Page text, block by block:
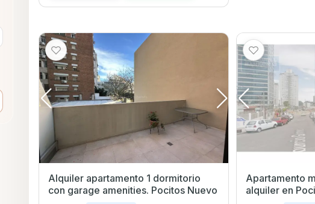
Alquiler apartamento 1 dormitorio
con garage amenities. Pocitos Nuevo
Apartamento
alquiler en